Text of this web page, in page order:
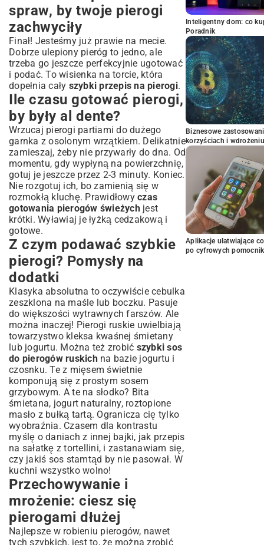
spraw, by twoje pierogi
zachwyciły
Finał! Jesteśmy już prawie na mecie.
Dobrze ulepiony pieróg to jedno, ale
trzeba go jeszcze perfekcyjnie ugotować
i podać. To wisienka na torcie, która
dopełnia cały szybki przepis na pierogi.
Ile czasu gotować pierogi,
by były al dente?
Wrzucaj pierogi partiami do dużego
garnka z osolonym wrzątkiem. Delikatnie
zamieszaj, żeby nie przywarły do dna. Od
momentu, gdy wypłyną na powierzchnię,
gotuj je jeszcze przez 2-3 minuty. Koniec.
Nie rozgotuj ich, bo zamienią się w
rozmokłą kluchę. Prawidłowy czas
gotowania pierogów świeżychjest
krótki. Wyławiaj je łyżką cedzakową i
gotowe.
Z czym podawać szybkie
pierogi? Pomysły na
dodatki
Klasyka absolutna to oczywiście cebulka
zeszklona na maśle lub boczku. Pasuje
do większości wytrawnych farszów. Ale
można inaczej! Pierogi ruskie uwielbiają
towarzystwo kleksa kwaśnej śmietany
lub jogurtu. Można też zrobić szybki sos
do pierogów ruskichna bazie jogurtu i
czosnku. Te z mięsem świetnie
komponują się z prostym sosem
grzybowym. A te na słodko? Bita
śmietana, jogurt naturalny, roztopione
masło z bułką tartą. Ogranicza cię tylko
wyobraźnia. Czasem dla kontrastu
myślę o daniach z innej bajki, jak przepis
na sałatkę z tortellini, i zastanawiam się,
czy jakiś sos stamtąd by nie pasował. W
kuchni wszystko wolno!
Przechowywanie i
mrożenie: ciesz się
pierogami dłużej
Najlepsze w robieniu pierogów, nawet
tych szybkich, jest to, że można zrobić
Inteligentny dom: co
Poradnik
Biznesowe
korzyściach i wdrożeniu
Aplikacje ułatwiające
po cyfrowych